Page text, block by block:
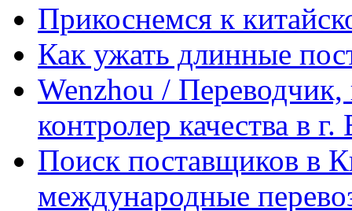
Прикоснемся к
Как ужать длинные
Wenzhou / Переводчик,
контролер качества в
Поиск поставщиков в
международные